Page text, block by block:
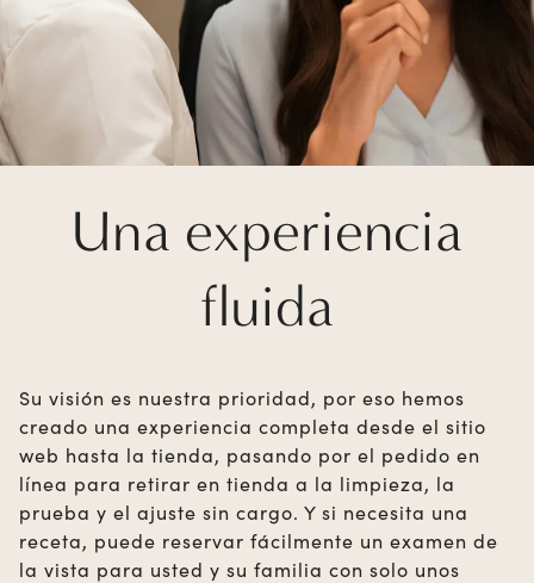
Una experiencia
fluida
Su visión es nuestra prioridad, por eso hemos
creado una experiencia completa desde el sitio
web hasta la tienda, pasando por el pedido en
línea para retirar en tienda a la limpieza, la
prueba y el ajuste sin cargo. Y si necesita una
receta, puede reservar fácilmente un examen de
la vista para usted y su familia con solo unos